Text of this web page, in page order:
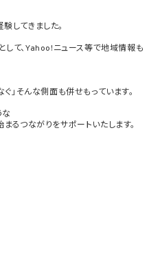
してきました。
て、Yahoo!ニュース等で地域情報も
ぐ」そんな側面も併せもっています。
な
るつながりをサポートいたします。